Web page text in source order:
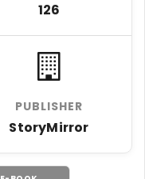
126
PUBLISHER
StoryMirror